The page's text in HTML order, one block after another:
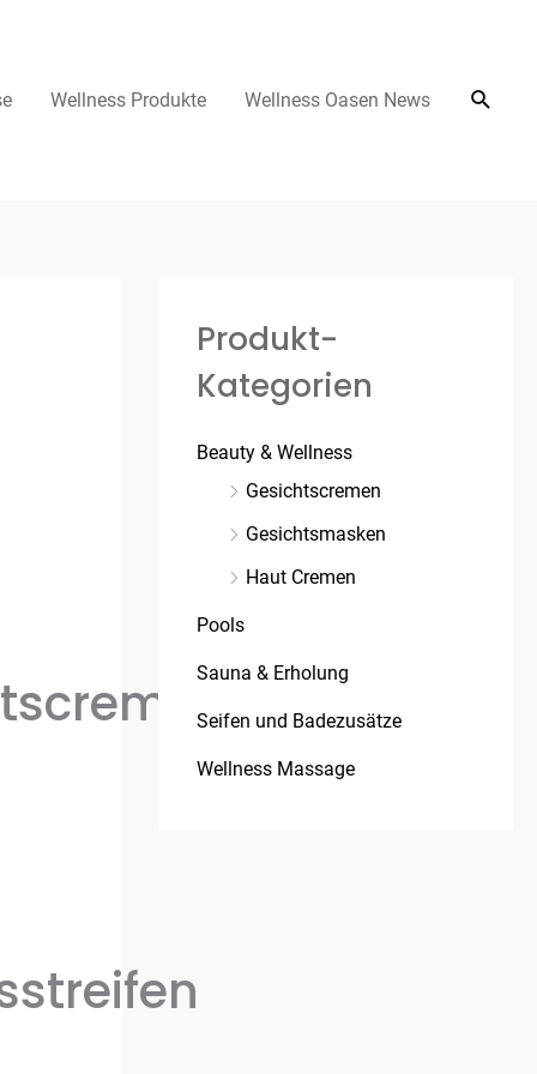
Wellness Produkte Wellness Oasen News
Produkt-
Kategorien
Beauty & Wellness
Gesichtscremen
Gesichtsmasken
Haut Cremen
Pools
Sauna & Erholung
Seifen und Badezusätze
Wellness Massage